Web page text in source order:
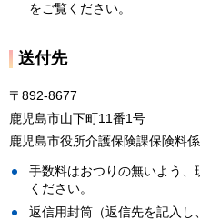
をご覧ください。
送付先
〒892-8677
鹿児島市山下町11番1号
鹿児島市役所介護保険課保険料
手数料はおつりの無いよう
ください。
返信用封筒（返信先を記入